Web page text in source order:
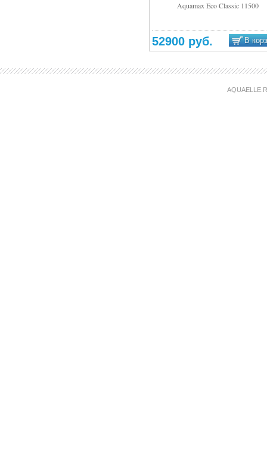
Aquamax Eco Classic 11500
52900 руб. В